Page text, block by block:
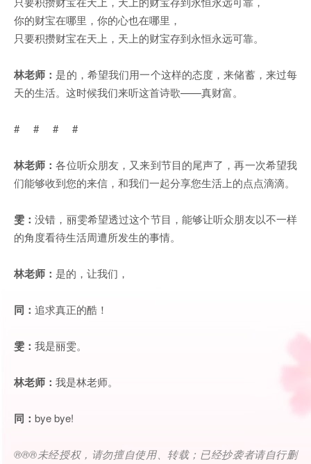
你的财宝在哪里，你的心也在哪里，
只要积攒财宝在天上，天上的财宝存到永恒永远可靠。
林老师： 是的，希望我们用一个这样的态度，来储蓄，来过每
天的生活。这时候我们来听这首诗歌——真财富。
# # # #
林老师：各位听众朋友，又来到节目的尾声了，再一次希望我
们能够收到您的来信，和我们一起分享您生活上的点点滴滴。
雯：没错，丽雯希望透过这个节目，能够让听众朋友以不一样
的角度看待生活周遭所发生的事情。
林老师： 是的，让我们，
同： 追求真正的酷！
雯： 我是丽雯。
林老师： 我是林老师。
同： bye bye!
®®®未经授权，请勿擅自使用、转载；已经抄袭者请自行删